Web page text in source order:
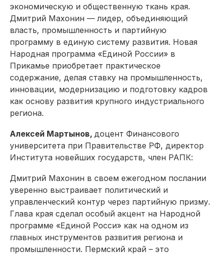
экономическую и общественную ткань края.
Дмитрий Махонин — лидер, объединяющий
власть, промышленность и партийную
программу в единую систему развития. Новая
Народная программа «Единой России» в
Прикамье приобретает практическое
содержание, делая ставку на промышленность,
инновации, модернизацию и подготовку кадров
как основу развития крупного индустриального
региона.
Алексей Мартынов, доцент Финансового
университета при Правительстве РФ, директор
Института новейших государств, член РАПК:
Дмитрий Махонин в своем ежегодном послании
уверенно выстраивает политический и
управленческий контур через партийную призму.
Глава края сделал особый акцент на Народной
программе «Единой Росси» как на одном из
главных инструментов развития региона и
промышленности. Пермский край – это